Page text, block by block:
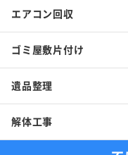
エアコン回収
ゴミ屋敷片付け
遺品整理
解体工事